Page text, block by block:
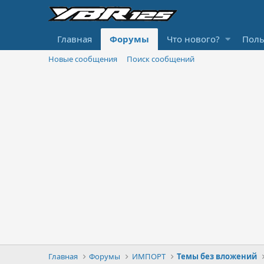
Главная Форумы Что нового?
Новые сообщения Поиск сообщений
Главная Форумы ИМПОРТ Темы без вложений